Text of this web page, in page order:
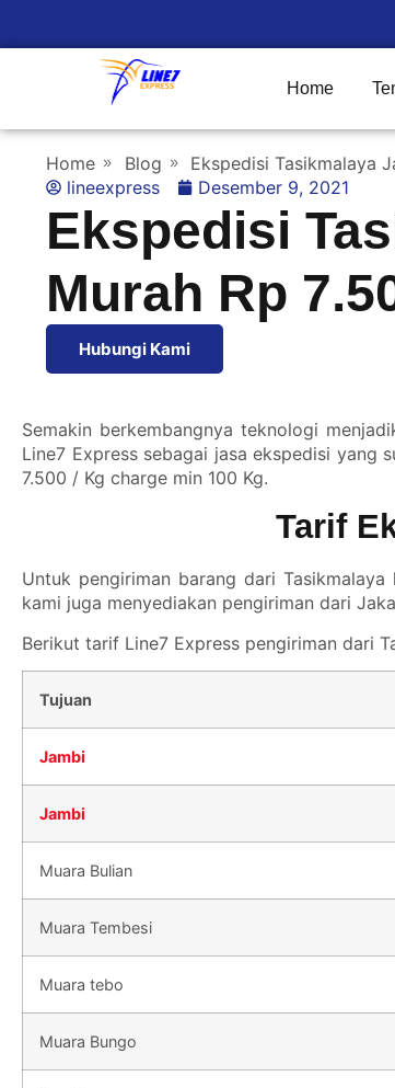
Home
Home Blog
Ekspedisi Tasikmalaya
lineexpress
Desember 9, 2021
Ekspedisi
Murah Rp
Hubungi Kami
Semakin berkembangnya teknologi
Line7 Expresssebagai jasa ekspedisi yang
7.500 / Kg charge min 100 Kg.
Tarif
Untuk pengiriman barang dari
kami juga menyediakan pengiriman dari
Berikut tarif Line7 Express pengiriman dari
Tujuan
Jambi
Jambi
Muara Bulian
Muara Tembesi
Muara tebo
Muara Bungo